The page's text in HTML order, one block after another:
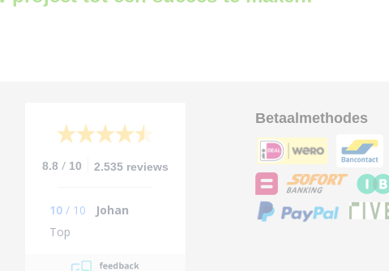
8.8 / 10 2.535 reviews
10 / 10
Johan
Top
Betaalmethodes